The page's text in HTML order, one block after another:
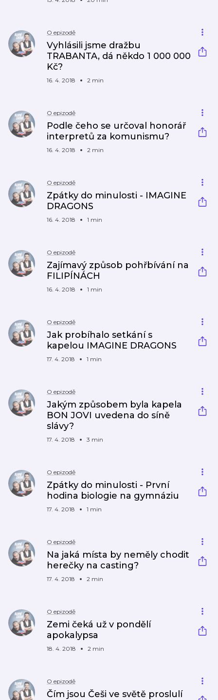
O epizodě
Vyhlásili jsme dražbu
TRABANTA, dá někdo 1 000 000
Kč?
16. 4. 2018 2 min
O epizodě
Podle čeho se určoval honorář
interpretů za komunismu?
16. 4. 2018 2 min
O epizodě
Zpátky do minulosti - IMAGINE
DRAGONS
16. 4. 2018 1 min
O epizodě
Zajímavý způsob pohřbívání na
FILIPÍNÁCH
16. 4. 2018 1 min
O epizodě
Jak probíhalo setkání s
kapelou IMAGINE DRAGONS
17. 4. 2018 1 min
O epizodě
Jakým způsobem byla kapela
BON JOVI uvedena do síně
slávy?
17. 4. 2018 3 min
O epizodě
Zpátky do minulosti - První
hodina biologie na gymnáziu
17. 4. 2018 1 min
O epizodě
Na jaká místa by neměly chodit
herečky na casting?
17. 4. 2018 2 min
O epizodě
Zemi čeká už v pondělí
apokalypsa
18. 4. 2018 2 min
O epizodě
Čím jsou Češi ve světě proslulí